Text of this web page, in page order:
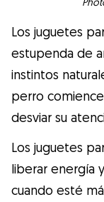
Los juguetes
estupenda de
instintos
perro
desviar su
Los juguetes
liberar energía
cuando esté